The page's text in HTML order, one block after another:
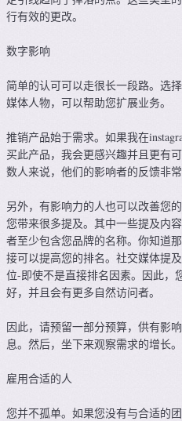
行有效的更改。
数字影响
简单的认可可以走很长一段路。选
媒体人物，可以帮助您扩展业务。
推销产品始于需求。如果我在
买此产品，我会更感兴趣并且更有
数人来说，他们的影响者的反馈非
另外，有影响力的人也可以改善您
您带来很多提及。其中一些提及内
者至少包含您品牌的名称。你知道
接可以提高您的排名。社交媒体提
位-即使不是直接排名因素。因此，
好，并且会有更多自然访问者。
因此，请预留一部分预算，供有影
息。然后，坐下来观察需求的增长。
雇用合适的人
您并不孤单。如果您没有与合适的